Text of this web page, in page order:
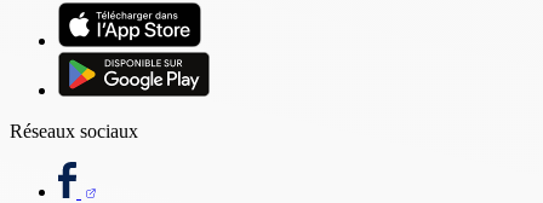
Réseaux sociaux